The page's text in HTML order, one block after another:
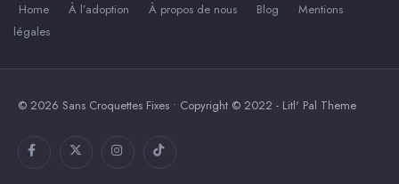
Home À l’adoption À propos de nous Blog
Mentions
légales
© 2026 Sans Croquettes Fixes • Copyright © 2022 - Litl' Pal Theme